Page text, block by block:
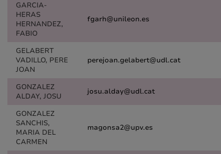
GARCIA-
HERAS
HERNANDEZ,
FABIO
fgarh@unileon.es
GELABERT
VADILLO, PERE
JOAN
perejoan.gelabert@udl.cat
GONZALEZ
ALDAY, JOSU
josu.alday@udl.cat
GONZALEZ
SANCHIS,
MARIA DEL
CARMEN
magonsa2@upv.es